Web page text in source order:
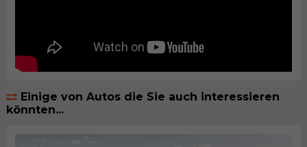
Einige von Autos die Sie auch interessieren
könnten...